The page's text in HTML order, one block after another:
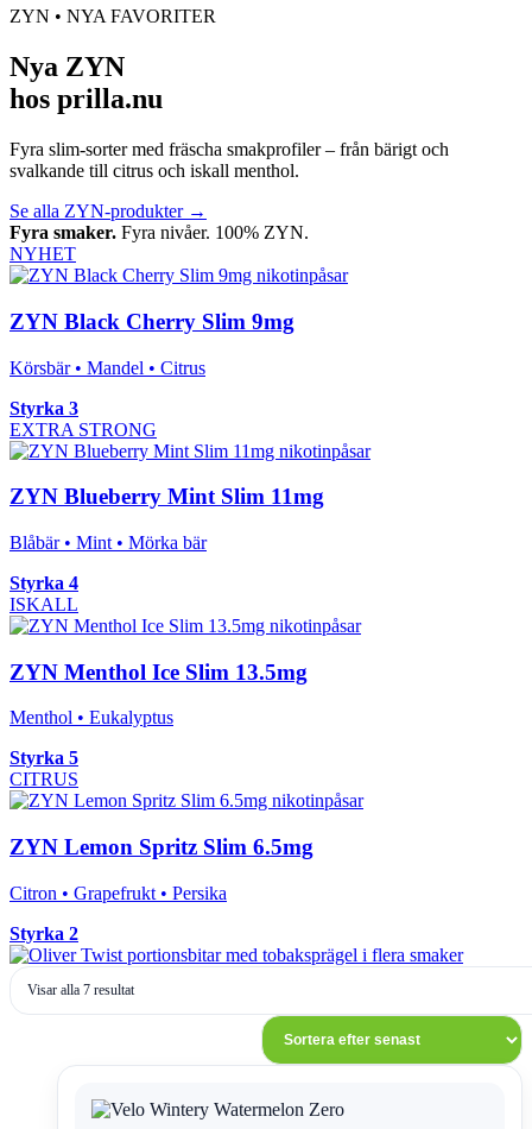
ZYN • NYA FAVORITER
Nya ZYN
hos prilla.nu
Fyra slim-sorter med fräscha smakprofiler – från bärigt och
svalkande till citrus och iskall menthol.
Se alla ZYN-produkter →
Fyra smaker. Fyra nivåer. 100% ZYN.
NYHET
ZYN Black Cherry Slim 9mg
Körsbär • Mandel • Citrus
Styrka 3
EXTRA STRONG
ZYN Blueberry Mint Slim 11mg
Blåbär • Mint • Mörka bär
Styrka 4
ISKALL
ZYN Menthol Ice Slim 13.5mg
Menthol • Eukalyptus
Styrka 5
CITRUS
ZYN Lemon Spritz Slim 6.5mg
Citron • Grapefrukt • Persika
Styrka 2
Visar alla 7 resultatSortera
produkten